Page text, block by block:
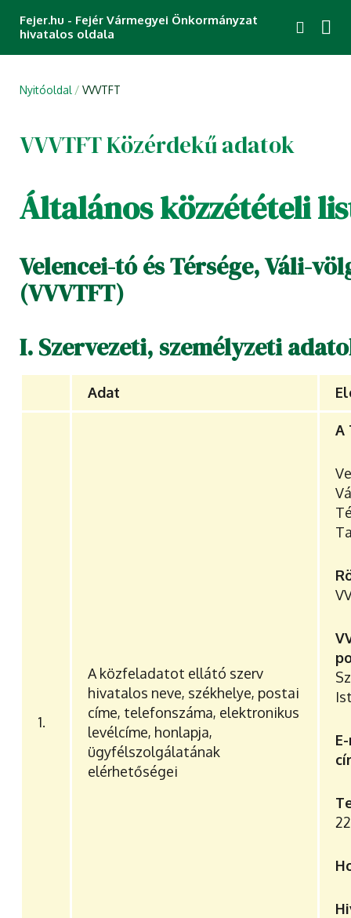
Fejer.hu - Fejér Vármegyei Önkormányzat
hivatalos oldala
Nyitóoldal VVVTFT
VVVTFT Közérdekű adatok
Általános közzétételi
Velencei-tó és Térsége, Váli-
(VVVTFT)
I. Szervezeti, személyzeti
Adat
1.
A közfeladatot ellátó szerv
hivatalos neve, székhelye, postai
címe, telefonszáma, elektronikus
levélcíme, honlapja,
ügyfélszolgálatának
elérhetőségei
A